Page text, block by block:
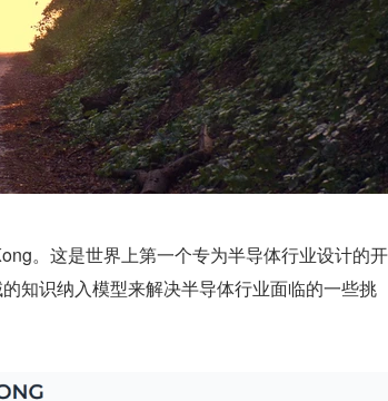
。这是世界上第一个专为半导体行业设计的开
知识纳入模型来解决半导体行业面临的一些挑